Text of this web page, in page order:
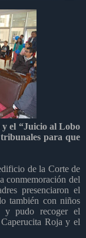
y el “Juicio al Lobo
para que
de la Corte de
conmemoración del
presenciaron el
también con niños
y pudo recoger el
Roja y el